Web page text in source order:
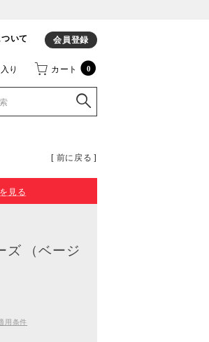
いて 会員登録
り カート 0
[ 前に戻る ]
見る
ズ （ベージ
用条件